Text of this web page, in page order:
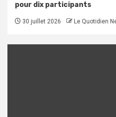
pour dix participants
30 juillet 2026 Le Quotidien